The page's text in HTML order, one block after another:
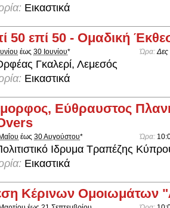
Εικαστικά
50 επί 50 - Ομαδική
έως 30 Ιουνίου* Ώρα: Δες
Γκαλερί, Λεμεσός
Εικαστικά
Εύθραυστος
έως 30 Αυγούστου* Ώρα:
Ιδρυμα Τραπέζης
Εικαστικά
Κέρινων Ομοιωμάτων